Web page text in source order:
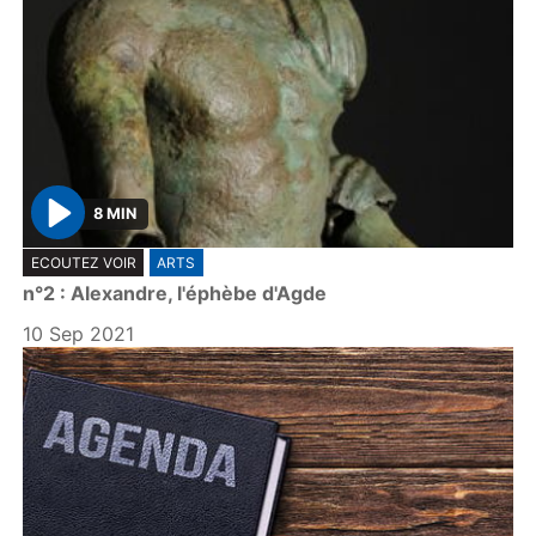
P
l
a
y
8 MIN
ECOUTEZ VOIR ARTS
n°2 : Alexandre, l'éphèbe d'Agde
10 Sep 2021